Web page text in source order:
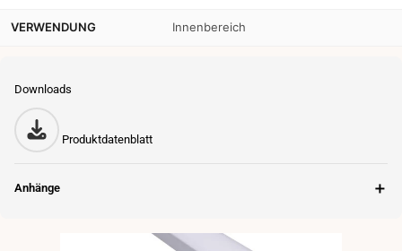
VERWENDUNG Innenbereich
Downloads
Produktdatenblatt
Anhänge ＋